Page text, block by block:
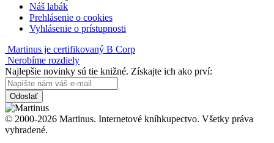
Náš labák
Prehlásenie o cookies
Vyhlásenie o prístupnosti
Martinus je certifikovaný B Corp
Nerobíme rozdiely
Najlepšie novinky sú tie knižné. Získajte ich ako prví:
Odoslať
© 2000-2026 Martinus. Internetové kníhkupectvo. Všetky práva
vyhradené.